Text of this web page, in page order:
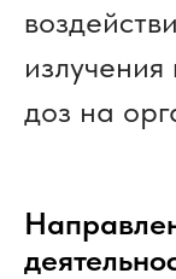
доз на